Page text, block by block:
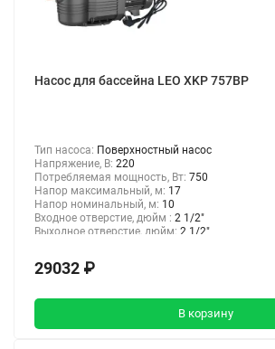
Канализационные станции
Насосы для газа
Шкивные насосы
Насос для бассейна LEO XKP 757BP
Тип насоса: Поверхностный насос
Напряжение, В: 220
Потребляемая мощность, Вт: 750
Напор максимальный, м: 17
Напор номинальный, м: 10
Входное отверстие, дюйм : 2 1/2"
Выходное отверстие, дюйм: 2 1/2"
29032 ₽
В корзину